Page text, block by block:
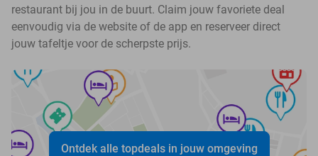
restaurant bij jou in de buurt. Claim jouw favoriete deal
eenvoudig via de website of de app en reserveer direct
jouw tafeltje voor de scherpste prijs.
Ontdek alle topdeals in jouw omgeving